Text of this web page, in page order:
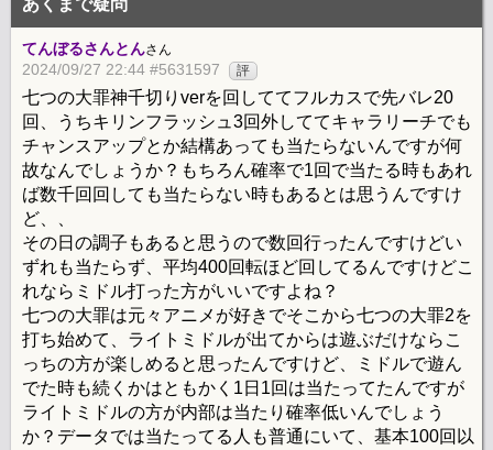
あくまで疑問
てんぼるさんとんさん
2024/09/27 22:44 #5631597 評
七つの大罪神千切りverを回しててフルカスで先バレ20
回、うちキリンフラッシュ3回外しててキャラリーチでも
チャンスアップとか結構あっても当たらないんですが何
故なんでしょうか？もちろん確率で1回で当たる時もあれ
ば数千回回しても当たらない時もあるとは思うんですけ
ど、、
その日の調子もあると思うので数回行ったんですけどい
ずれも当たらず、平均400回転ほど回してるんですけどこ
れならミドル打った方がいいですよね？
七つの大罪は元々アニメが好きでそこから七つの大罪2を
打ち始めて、ライトミドルが出てからは遊ぶだけならこ
っちの方が楽しめると思ったんですけど、ミドルで遊ん
でた時も続くかはともかく1日1回は当たってたんですが
ライトミドルの方が内部は当たり確率低いんでしょう
か？データでは当たってる人も普通にいて、基本100回以